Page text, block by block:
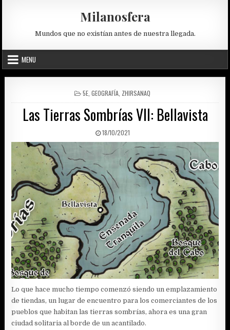
Milanosfera
Mundos que no existían antes de nuestra llegada.
MENU
POSTED
IN
5E GEOGRAFÍA ZHIRSANAQ
Las Tierras Sombrías VII: Bellavista
PUBLISHED
DATE:
18/10/2021
Lo que hace mucho tiempo comenzó siendo un emplazamiento
de tiendas, un lugar de encuentro para los comerciantes de los
pueblos que habitan las tierras sombrías, ahora es una gran
ciudad solitaria al borde de un acantilado.